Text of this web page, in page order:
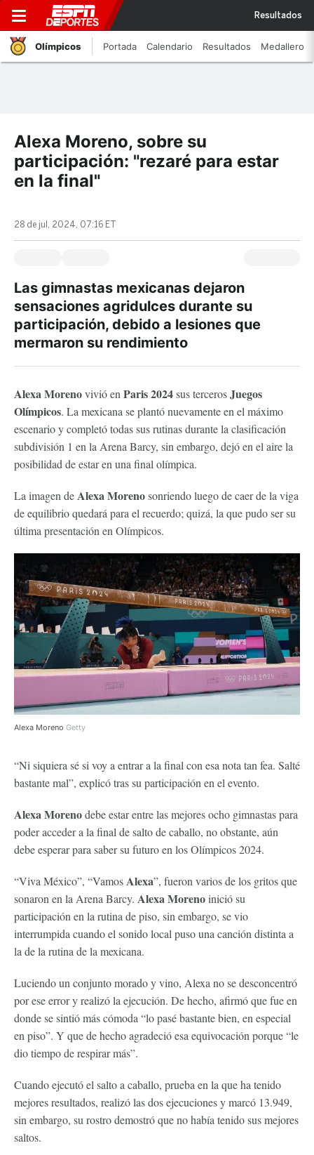
Resultados
Olímpicos Portada Calendario Resultados Medallero
Alexa Moreno, sobre su
participación: "rezaré para estar
en la final"
28 de jul, 2024, 07:16 ET
Las gimnastas mexicanas dejaron
sensaciones agridulces durante su
participación, debido a lesiones que
mermaron su rendimiento
Alexa Morenovivió en Paris 2024sus tercerosJuegos
Olímpicos. La mexicana se plantó nuevamente en el máximo
escenario y completó todas sus rutinas durante la clasificación
subdivisión 1 en la Arena Barcy, sin embargo, dejó en el aire la
posibilidad de estar en una final olímpica.
La imagen deAlexa Morenosonriendo luego de caer de la viga
de equilibrio quedará para el recuerdo; quizá, la que pudo ser su
última presentación en Olímpicos.
Alexa Moreno Getty
“Ni siquiera sé si voy a entrar a la final con esa nota tan fea. Salté
bastante mal”, explicó tras su participación en el evento.
Alexa Morenodebe estar entre las mejores ocho gimnastas para
poder acceder a la final de salto de caballo, no obstante, aún
debe esperar para saber su futuro en los Olímpicos 2024.
“Viva México”, “VamosAlexa”, fueron varios de los gritos que
sonaron en la Arena Barcy. Alexa Morenoinició su
participación en la rutina de piso, sin embargo, se vio
interrumpida cuando el sonido local puso una canción distinta a
la de la rutina de la mexicana.
Luciendo un conjunto morado y vino, Alexa no se desconcentró
por ese error y realizó la ejecución. De hecho, afirmó que fue en
donde se sintió más cómoda “lo pasé bastante bien, en especial
en piso”. Y que de hecho agradeció esa equivocación porque “le
dio tiempo de respirar más”.
Cuando ejecutó el salto a caballo, prueba en la que ha tenido
mejores resultados, realizó las dos ejecuciones y marcó 13.949,
sin embargo, su rostro demostró que no había tenido sus mejores
saltos.